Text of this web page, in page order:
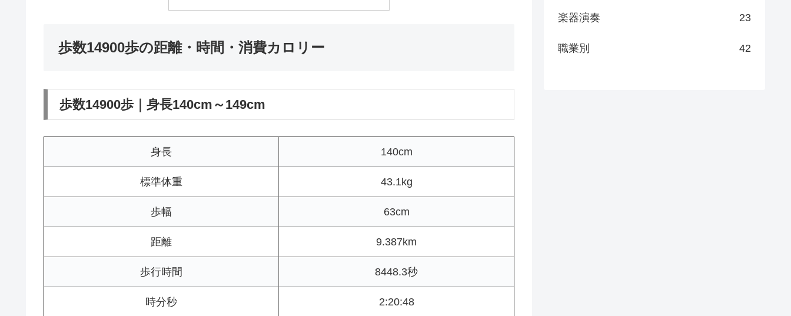
歩数14900歩の距離・時間・消費カロリー
歩数14900歩｜身長140cm～149cm
身長 140cm
標準体重 43.1kg
歩幅 63cm
距離 9.387km
歩行時間 8448.3秒
時分秒 2:20:48
楽器演奏 23
職業別 42